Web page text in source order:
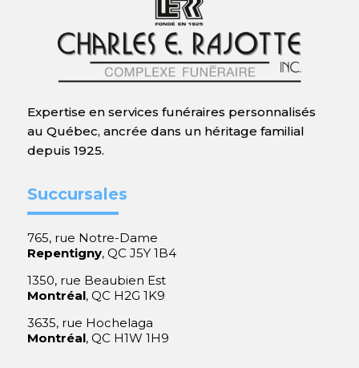
Expertise en services funéraires personnalisés
au Québec, ancrée dans un héritage familial
depuis 1925.
Succursales
765, rue Notre-Dame
Repentigny, QC J5Y 1B4
1350, rue Beaubien Est
Montréal, QC H2G 1K9
3635, rue Hochelaga
Montréal, QC H1W 1H9